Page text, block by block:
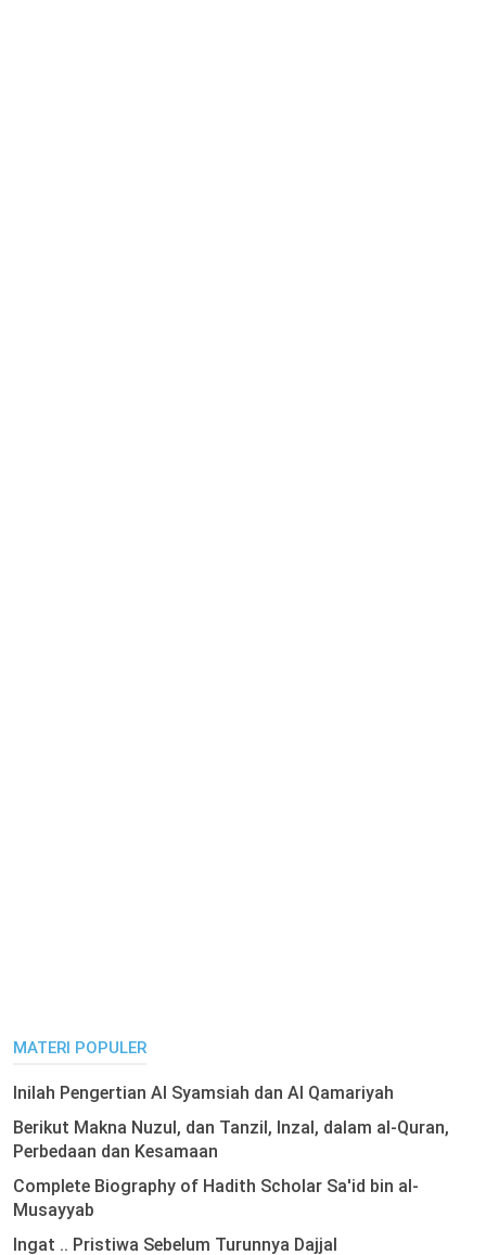
MATERI POPULER
Inilah Pengertian Al Syamsiah dan Al Qamariyah
Berikut Makna Nuzul, dan Tanzil, Inzal, dalam al-Quran,
Perbedaan dan Kesamaan
Complete Biography of Hadith Scholar Sa'id bin al-
Musayyab
Ingat .. Pristiwa Sebelum Turunnya Dajjal